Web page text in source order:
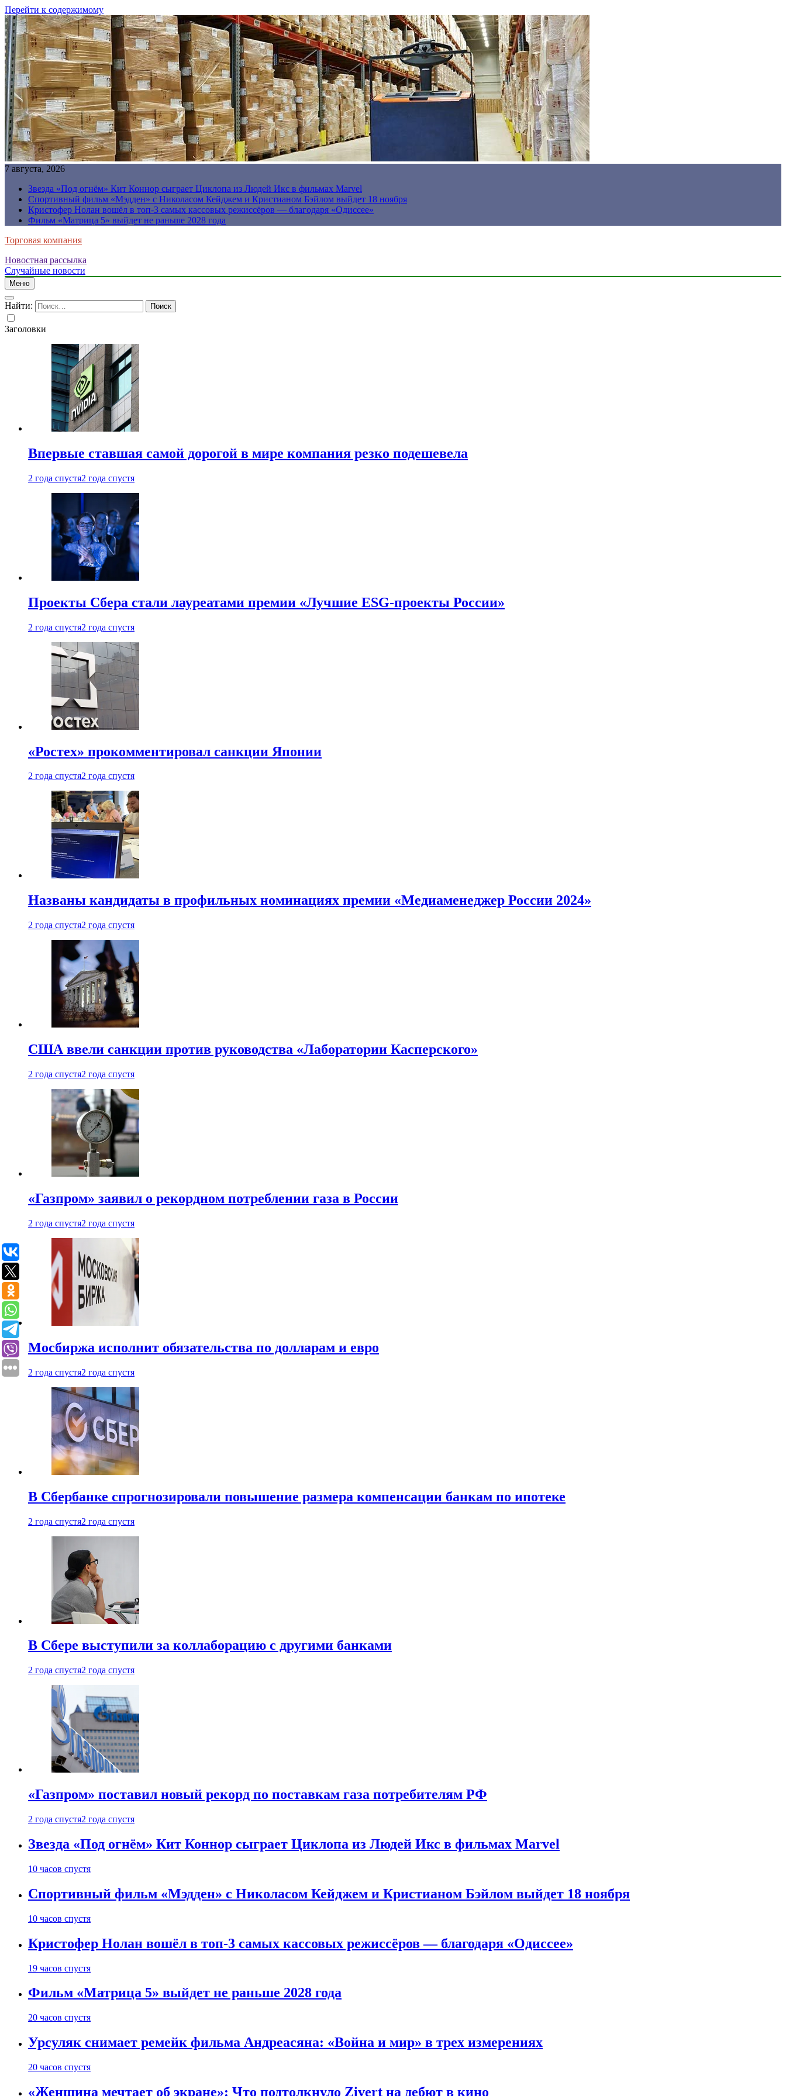
Перейти к содержимому
7 августа, 2026
Звезда «Под огнём» Кит Коннор сыграет Циклопа из Людей Икс в фильмах Marvel
Спортивный фильм «Мэдден» с Николасом Кейджем и Кристианом Бэйлом выйдет 18 ноября
Кристофер Нолан вошёл в топ-3 самых кассовых режиссёров — благодаря «Одиссее»
Фильм «Матрица 5» выйдет не раньше 2028 года
Торговая компания
Новостная рассылка
Случайные новости
Меню
Найти:
Заголовки
Впервые ставшая самой дорогой в мире компания резко подешевела
2 года спустя2 года спустя
Проекты Сбера стали лауреатами премии «Лучшие ESG-проекты России»
2 года спустя2 года спустя
«Ростех» прокомментировал санкции Японии
2 года спустя2 года спустя
Названы кандидаты в профильных номинациях премии «Медиаменеджер России 2024»
2 года спустя2 года спустя
США ввели санкции против руководства «Лаборатории Касперского»
2 года спустя2 года спустя
«Газпром» заявил о рекордном потреблении газа в России
2 года спустя2 года спустя
Мосбиржа исполнит обязательства по долларам и евро
2 года спустя2 года спустя
В Сбербанке спрогнозировали повышение размера компенсации банкам по ипотеке
2 года спустя2 года спустя
В Сбере выступили за коллаборацию с другими банками
2 года спустя2 года спустя
«Газпром» поставил новый рекорд по поставкам газа потребителям РФ
2 года спустя2 года спустя
Звезда «Под огнём» Кит Коннор сыграет Циклопа из Людей Икс в фильмах Marvel
10 часов спустя
Спортивный фильм «Мэдден» с Николасом Кейджем и Кристианом Бэйлом выйдет 18 ноября
10 часов спустя
Кристофер Нолан вошёл в топ-3 самых кассовых режиссёров — благодаря «Одиссее»
19 часов спустя
Фильм «Матрица 5» выйдет не раньше 2028 года
20 часов спустя
Урсуляк снимает ремейк фильма Андреасяна: «Война и мир» в трех измерениях
20 часов спустя
«Женщина мечтает об экране»: Что подтолкнуло Zivert на дебют в кино